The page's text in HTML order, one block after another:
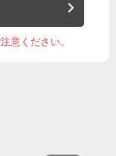
意ください。